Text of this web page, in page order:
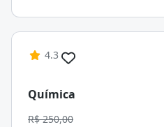
4.3
Química
R$ 250,00